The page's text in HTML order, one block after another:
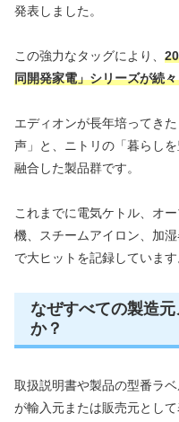
発表しました。
この強力なタッグにより、
同開発家電」シリーズが続
エディオンが長年培ってき
声」と、ニトリの「暮らし
融合した製品群です。
これまでに電気ケトル、オ
機、スチームアイロン、加
で大ヒットを記録しています
なぜすべての製造
か？
取扱説明書や製品の型番ラ
が輸入元または販売元とし